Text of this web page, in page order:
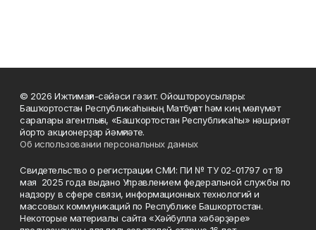
© 2026 Ижтимағи-сәйәси гәзит. Ойоштороусылары:
Башҡортостан Республикаһының Матбуғат һәм киң мәғлүмәт
саралары агентлығы, «Башҡортостан Республикаһы» нәшриәт
йорто акционерҙар йәмғиәте.
Об использовании персональных данных
Свидетельство о регистрации СМИ: ПИ № ТУ 02-01797 от 19
мая 2025 года выдано Управлением федеральной службы по
надзору в сфере связи, информационных технологий и
массовых коммуникаций по Республике Башкортостан.
Некоторые материалы сайта «Хәйбулла хәбәрҙәре»